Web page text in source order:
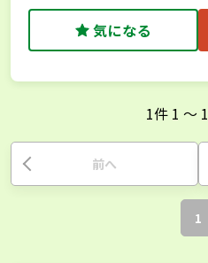
気になる
1件 1 〜 1
前へ
1